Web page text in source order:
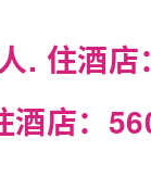
. 住酒
酒店：